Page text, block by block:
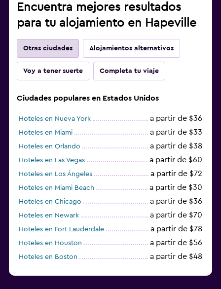
Encuentra mejores resultados
para tu alojamiento en Hapeville
Otras ciudades Alojamientos alternativos
Voy a tener suerte Completa tu viaje
Ciudades populares en Estados Unidos
Hoteles en Nueva York a partir de $36
Hoteles en Miami a partir de $33
Hoteles en Orlando a partir de $38
Hoteles en Las Vegas a partir de $60
Hoteles en Los Ángeles a partir de $72
Hoteles en Miami Beach a partir de $30
Hoteles en Chicago a partir de $36
Hoteles en Newark a partir de $70
Hoteles en Fort Lauderdale a partir de $78
Hoteles en Houston a partir de $56
Hoteles en Boston a partir de $48